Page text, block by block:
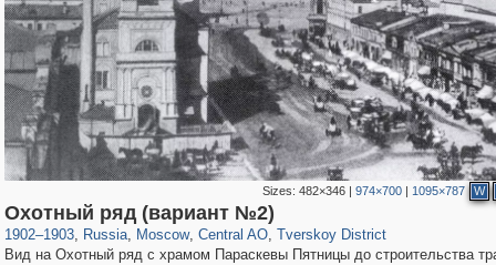
Sizes:482×346 |974×700 | 1095×787 W
Охотный ряд (вариант №2)
1902–1903, Russia
1,406,519 29,243
, Moscow
319,780 8,286
, Central AO
159,978 5,916
, Tverskoy District
53,034
Вид на Охотный ряд с храмом Параскевы Пятницы до строительства